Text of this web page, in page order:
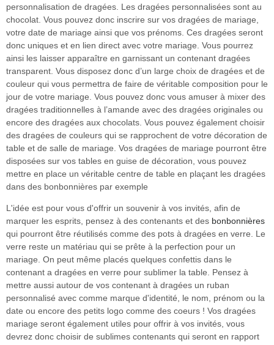
personnalisation de dragées. Les dragées personnalisées sont au
chocolat. Vous pouvez donc inscrire sur vos dragées de mariage,
votre date de mariage ainsi que vos prénoms. Ces dragées seront
donc uniques et en lien direct avec votre mariage. Vous pourrez
ainsi les laisser apparaître en garnissant un contenant dragées
transparent. Vous disposez donc d’un large choix de dragées et de
couleur qui vous permettra de faire de véritable composition pour le
jour de votre mariage. Vous pouvez donc vous amuser à mixer des
dragées traditionnelles à l’amande avec des dragées originales ou
encore des dragées aux chocolats. Vous pouvez également choisir
des dragées de couleurs qui se rapprochent de votre décoration de
table et de salle de mariage. Vos dragées de mariage pourront être
disposées sur vos tables en guise de décoration, vous pouvez
mettre en place un véritable centre de table en plaçant les dragées
dans des bonbonnières par exemple
L'idée est pour vous d'offrir un souvenir à vos invités, afin de
marquer les esprits, pensez à des contenants et des bonbonnières
qui pourront être réutilisés comme des pots à dragées en verre. Le
verre reste un matériau qui se prête à la perfection pour un
mariage. On peut même placés quelques confettis dans le
contenant a dragées en verre pour sublimer la table. Pensez à
mettre aussi autour de vos contenant à dragées un ruban
personnalisé avec comme marque d'identité, le nom, prénom ou la
date ou encore des petits logo comme des coeurs ! Vos dragées
mariage seront également utiles pour offrir à vos invités, vous
devrez donc choisir de sublimes contenants qui seront en rapport